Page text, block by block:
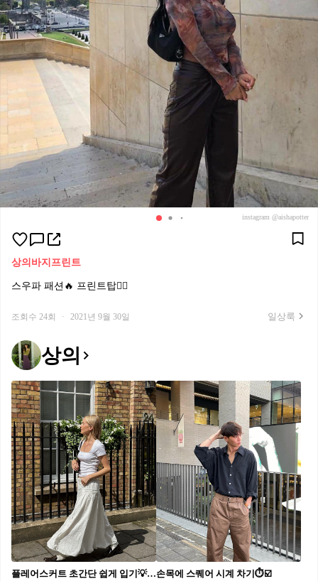
instagram @aishapotter
상의 바지 프린트
스우파 패션🔥 프린트탑👍🏻
조회수 24회 · 2021년 9월 30일 일상룩
상의
플레어스커트 초간단 쉽게 입기💡 화이트 플레어스커트, 고민 없이 A부터 Z까지 쉽게 배워보세요🔍 화이트 플레어스커트, 이렇게 입으면 어렵지 않아요. 1. 슬림핏 무지티 슬림한 무지티와 매치하면, 상체는 단정하고 하체는 여유로워져 전체적으로 균형 잡힌 실루엣이 완성됩니다. 가장 쉽게 시도할 수 있는 조합으로, 깔끔하고 청순한 분위기를 연출할 수 있습니다. 2. 셔츠 셔츠와 매치하면 좀 더 포멀하고 단정한 분위기를 완성합니다. 셔츠를 넣어 입으면 허리선이 강조돼 깔끔하고, 루즈하게 셔츠를 걸치면 꾸안꾸 무드를 연출할 수 있어 활용도가 높습니다. 3. 프린팅 티셔츠 자칫 밋밋할 수 있는 스커트에 프린팅 티셔츠를 더하면 감각적인 데일리룩이 완성됩니다. 발랄하고 캐주얼한 무드가 살아나며, 스타일에 개성을 더해줍니다. 4. 블라우스 블라우스와 입으면 한층 더 여성스럽고 트렌디한 느낌을 줍니다. 셔링 디테일이 있는 블라우스를 선택하면 우아한 분위기를, 패턴이 들어간 블라우스는 러블리하면서도 레트로한 감성을 더해줍니다.손목에 스퀘어 시계 차기⏱️☑️